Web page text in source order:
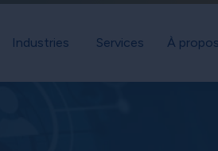
Industries Services À